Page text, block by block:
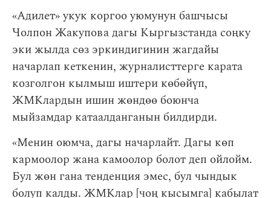
«Адилет» укук коргоо уюмунун башчысы
Чолпон Жакупова дагы Кыргызстанда соңку
эки жылда сөз эркиндигинин жагдайы
начарлап кеткенин, журналисттерге карата
козголгон кылмыш иштери көбөйүп,
ЖМКлардын ишин жөндөө боюнча
мыйзамдар катаалданганын билдирди.
«Менин оюмча, дагы начарлайт. Дагы көп
кармоолор жана камоолор болот деп ойлойм.
Бул жөн гана тенденция эмес, бул чындык
болуп калды. ЖМКлар [чоң кысымга] кабылат